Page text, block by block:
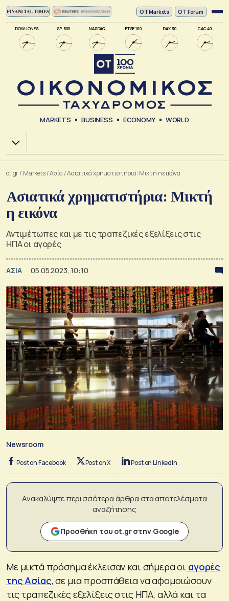
DOW JONES SP 500 NASDAQ FTSE 100 DAX 30 CAC 40
ΟΤ Markets OT Forum
MARKETS BUSINESS ECONOMY WORLD
Χ.Α.
ot.gr/ Markets/Ασία /Ασιατικά χρηματιστήρια: Μικτή η εικόνα
Ασιατικά χρηματιστήρια: Μικτή
η εικόνα
Αντιμέτωπες και με τις τραπεζικές εξελίξεις στις
ΗΠΑ οι αγορές
ΑΣΙΑ 05.05.2023, 10:10
Newsroom
Post on Facebook Post on X Post on LinkedIn
Ανακαλύψτε περισσότερα άρθρα στα αποτελέσματα
αναζήτησης
Προσθήκη του ot.gr στην Google
Με μικτά πρόσημα έκλεισαν και σήμερα οι αγορές
της Ασίας, σε μια προσπάθεια να αφομοιώσουν
τις τραπεζικές εξελίξεις στις ΗΠΑ, αλλά και τα